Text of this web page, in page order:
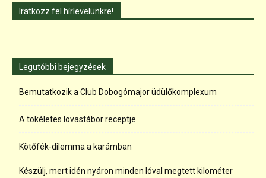
Iratkozz fel hírlevelünkre!
Legutóbbi bejegyzések
Bemutatkozik a Club Dobogómajor üdülőkomplexum
A tökéletes lovastábor receptje
Kötőfék-dilemma a karámban
Készülj, mert idén nyáron minden lóval megtett kilométer